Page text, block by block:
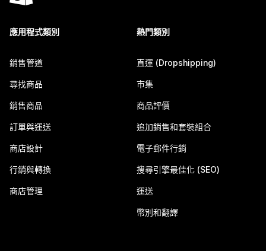
應用程式類別
銷售管道
尋找商品
銷售商品
訂單與運送
商店設計
行銷與轉換
商店管理
熱門類別
直運 (Dropshipping)
市集
商品評價
追加銷售和套裝組合
電子郵件行銷
搜尋引擎最佳化 (SEO)
運送
幣別和翻譯